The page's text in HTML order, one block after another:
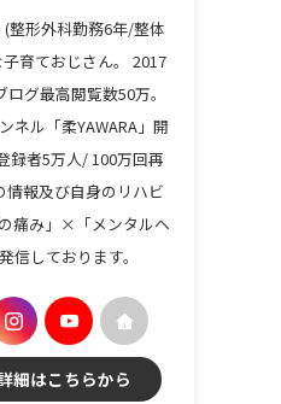
整形外科勤務6年/整体
育ておじさん。 2017
グ最高閲覧数50万。
ネル「柔YAWARA」開
録者5万人/ 100万回再
情報及び自身のリハビ
痛み」×「メンタルヘ
信しております。
細はこちらから